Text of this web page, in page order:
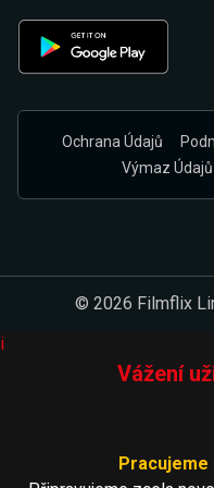
Ochrana Údajů
Výmaz Údajů
© 2026 Filmflix
i
Vážení
Pracujeme